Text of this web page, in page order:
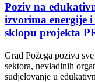
Poziv na
izvorima energije
sklopu projekta
Grad Požega poziva
sektora, nevladinih
sudjelovanje u